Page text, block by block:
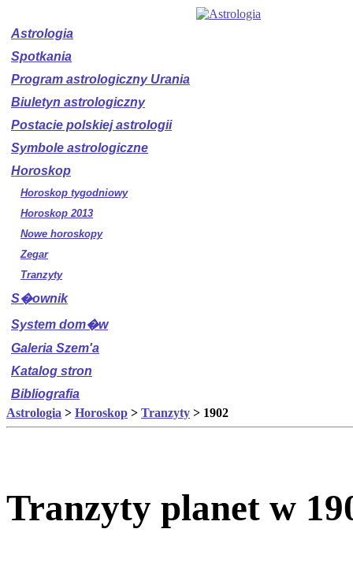
Astrologia
Spotkania
Program astrologiczny Urania
Biuletyn astrologiczny
Postacie polskiej astrologii
Symbole astrologiczne
Horoskop
Horoskop tygodniowy
Horoskop 2013
Nowe horoskopy
Zegar
Tranzyty
S�ownik
System dom�w
Galeria Szem'a
Katalog stron
Bibliografia
Astrologia > Horoskop > Tranzyty > 1902
Tranzyty planet w